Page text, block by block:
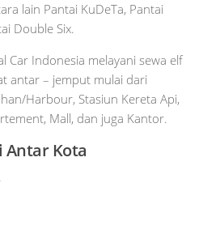
lain Pantai KuDeTa, Pantai
Double Six.
Car Indonesia melayani sewa elf
antar – jemput mulai dari
Harbour, Stasiun Kereta Api,
Mall, dan juga Kantor.
Antar Kota